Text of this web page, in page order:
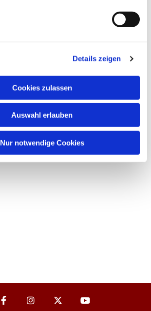
Details zeigen
Cookies zulassen
Auswahl erlauben
Nur notwendige Cookies